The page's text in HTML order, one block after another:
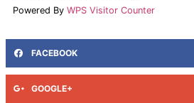
Powered By WPS Visitor Counter
FACEBOOK
GOOGLE+